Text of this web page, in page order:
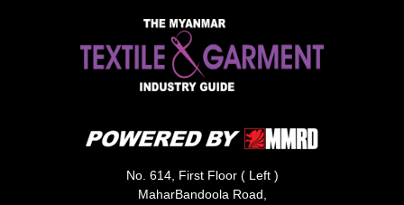
No. 614, First Floor ( Left )
MaharBandoola Road,